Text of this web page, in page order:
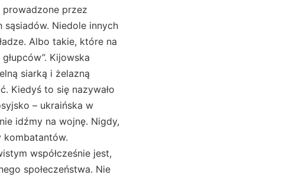
prowadzone przez
Niedole innych
Albo takie, które na
Kijowska
siarką i żelazną
Kiedyś to się nazywało
– ukraińska w
idźmy na wojnę. Nigdy,
kombatantów.
współcześnie jest,
społeczeństwa. Nie